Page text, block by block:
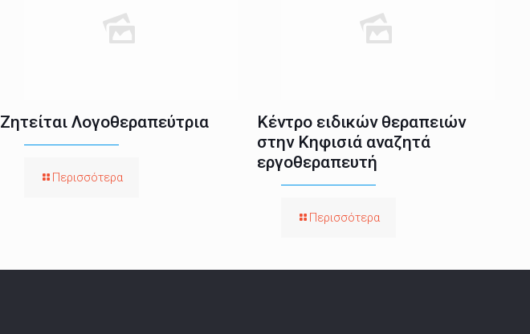
Ζητείται Λογοθεραπεύτρια
Περισσότερα
Κέντρο ειδικών θεραπειών
στην Κηφισιά αναζητά
εργοθεραπευτή
Περισσότερα